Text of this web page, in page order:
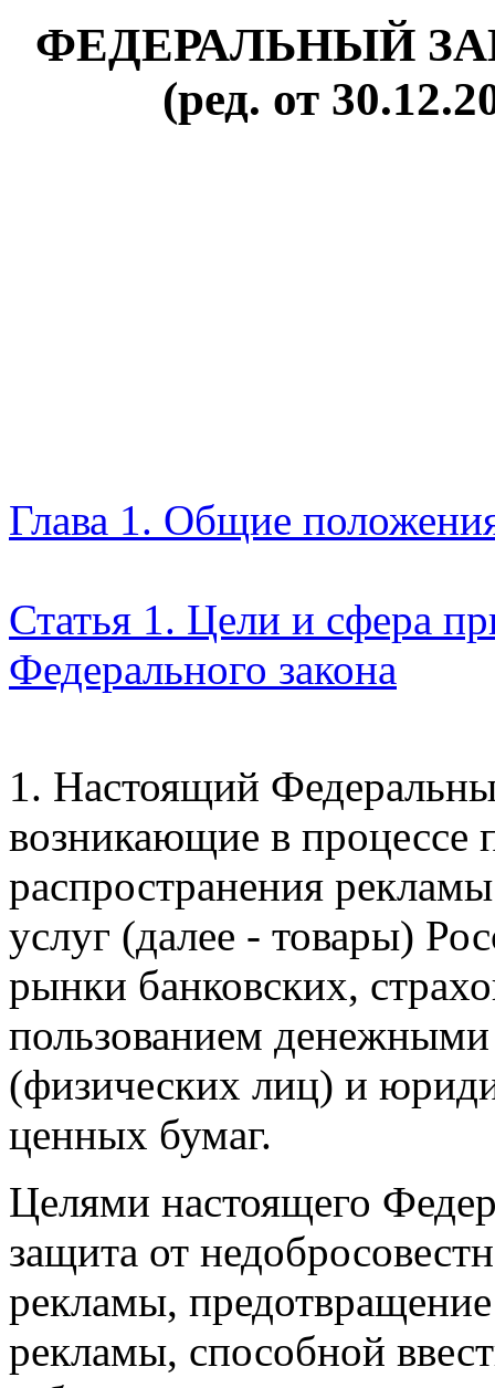
ФЕДЕРАЛЬНЫЙ
(ред. от
Глава 1. Общие
Статья 1. Цели и сфера
Федерального закона
1. Настоящий
возникающие в процессе
распространения
услуг (далее - товары)
рынки банковских,
пользованием
(физических лиц) и
ценных бумаг.
Целями настоящего
защита от
рекламы,
рекламы, способной